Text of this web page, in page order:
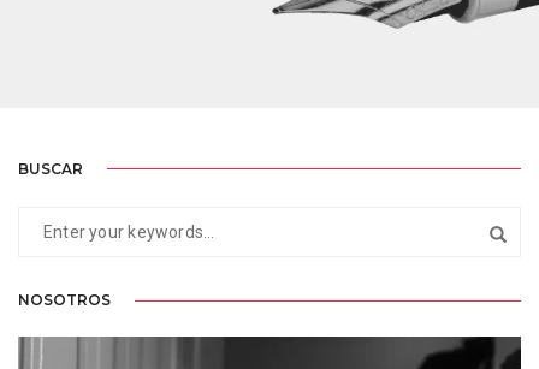
BUSCAR
NOSOTROS